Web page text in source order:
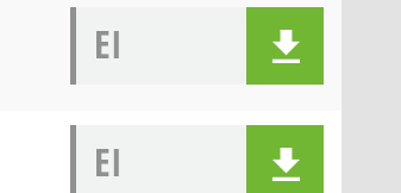
EI
EI